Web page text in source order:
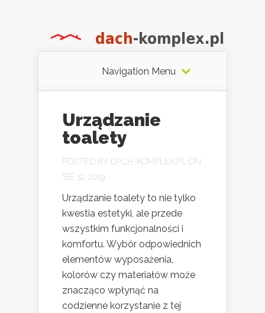
Navigation Menu
Urządzanie
toalety
POSTED BY DACH-KOMPLEX.PL
ON
SIE 12, 2019
Urządzanie toalety to nie tylko
kwestia estetyki, ale przede
wszystkim funkcjonalności i
komfortu. Wybór odpowiednich
elementów wyposażenia,
kolorów czy materiałów może
znacząco wpłynąć na
codzienne korzystanie z tej